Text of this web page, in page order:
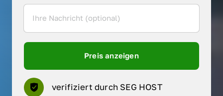
Preis anzeigen
verifiziert durch SEG HOST